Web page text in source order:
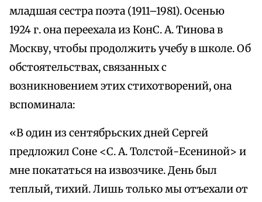
младшая сестра поэта (1911–1981). Осенью
1924 г. она переехала из КонС. А. Тинова в
Москву, чтобы продолжить учебу в школе. Об
обстоятельствах, связанных с
возникновением этих стихотворений, она
вспоминала:
«В один из сентябрьских дней Сергей
предложил Соне <С. А. Толстой-Есениной> и
мне покататься на извозчике. День был
теплый, тихий. Лишь только мы отъехали от